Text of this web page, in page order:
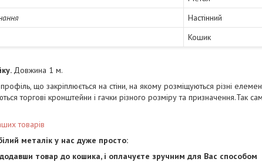
Настінний
Кошик
Довжина 1 м.
що закріплюється на стіни, на якому розміщуються різні
торгові кронштейни і гачки різного розміру та призначення.Так
товарів
металік у нас дуже просто:
товар до кошика, і оплачуєте зручним для Вас способом